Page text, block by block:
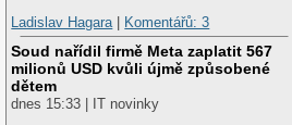
Ladislav Hagara| Komentářů: 3
Soud nařídil firmě Meta zaplatit 567
milionů USD kvůli újmě způsobené
dětem
dnes 15:33 | IT novinky